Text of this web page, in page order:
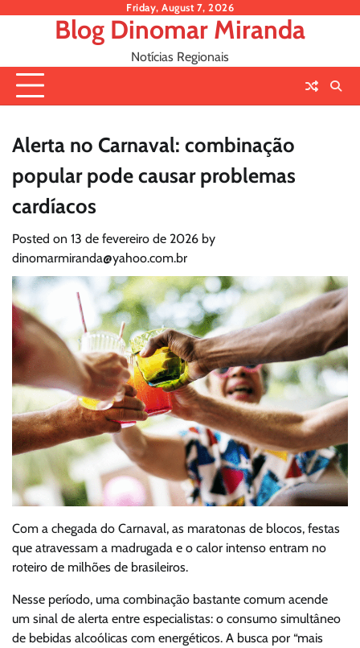
Friday, August 7, 2026
Blog Dinomar Miranda
Notícias Regionais
Alerta no Carnaval: combinação
popular pode causar problemas
cardíacos
Posted on 13 de fevereiro de 2026 by
dinomarmiranda@yahoo.com.br
Com a chegada do Carnaval, as maratonas de blocos, festas
que atravessam a madrugada e o calor intenso entram no
roteiro de milhões de brasileiros.
Nesse período, uma combinação bastante comum acende
um sinal de alerta entre especialistas: o consumo simultâneo
de bebidas alcoólicas com energéticos. A busca por “mais